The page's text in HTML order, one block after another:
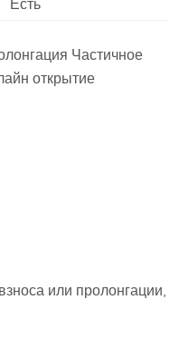
Есть
Частичное
открытие
или пролонгации,